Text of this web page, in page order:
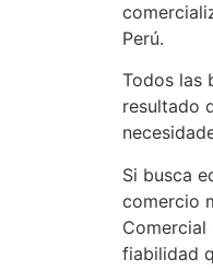
Perú.
Todos las
resultado
Si busca
comercio
fiabilidad